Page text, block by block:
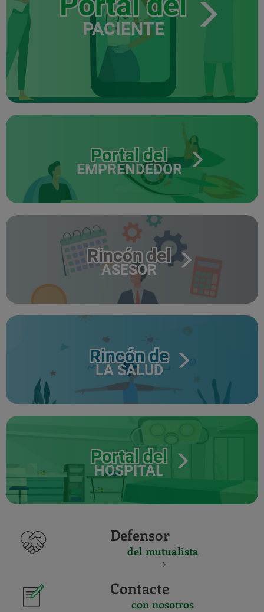
PACIENTE
Portal del
EMPRENDEDOR
Rincón del
ASESOR
Rincón de
LA SALUD
Portal del
HOSPITAL
Defensor
del mutualista
Contacte
con nosotros